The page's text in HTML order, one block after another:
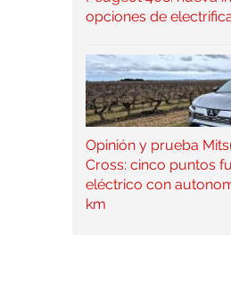
opciones de
Opinión y prueba
Cross: cinco puntos
eléctrico con
km